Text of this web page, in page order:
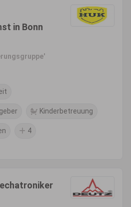
in Bonn
Kinderbetreuung
4